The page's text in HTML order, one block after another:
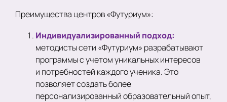
Преимущества центров «Футуриум»:
Индивидуализированный подход:
методисты сети «Футуриум» разрабатывают
программы с учетом уникальных интересов
и потребностей каждого ученика. Это
позволяет создать более
персонализированный образовательный опыт,